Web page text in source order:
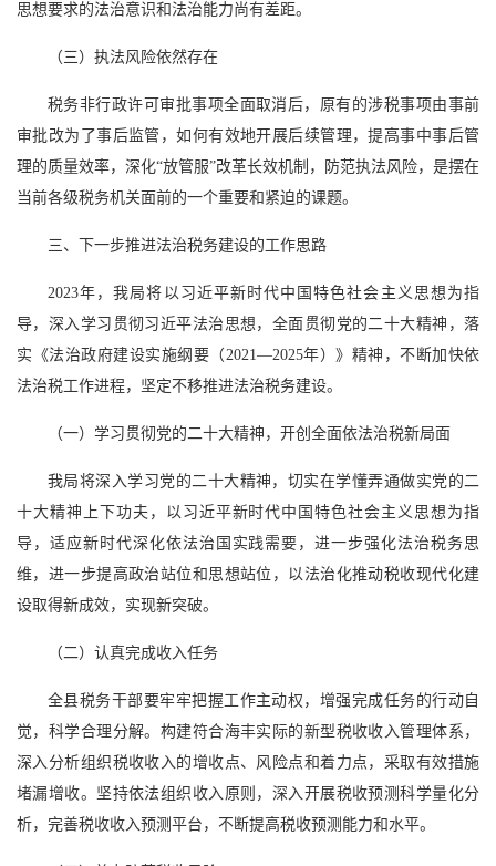
思想要求的法治意识和法治能力尚有差距。
（三）执法风险依然存在
税务非行政许可审批事项全面取消后，原有的涉税事项由事前
审批改为了事后监管，如何有效地开展后续管理，提高事中事后管
理的质量效率，深化“放管服”改革长效机制，防范执法风险，是摆在
当前各级税务机关面前的一个重要和紧迫的课题。
三、下一步推进法治税务建设的工作思路
2023年，我局将以习近平新时代中国特色社会主义思想为指
导，深入学习贯彻习近平法治思想，全面贯彻党的二十大精神，落
实《法治政府建设实施纲要（2021—2025年）》精神，不断加快依
法治税工作进程，坚定不移推进法治税务建设。
（一）学习贯彻党的二十大精神，开创全面依法治税新局面
我局将深入学习党的二十大精神，切实在学懂弄通做实党的二
十大精神上下功夫，以习近平新时代中国特色社会主义思想为指
导，适应新时代深化依法治国实践需要，进一步强化法治税务思
维，进一步提高政治站位和思想站位，以法治化推动税收现代化建
设取得新成效，实现新突破。
（二）认真完成收入任务
全县税务干部要牢牢把握工作主动权，增强完成任务的行动自
觉，科学合理分解。构建符合海丰实际的新型税收收入管理体系，
深入分析组织税收收入的增收点、风险点和着力点，采取有效措施
堵漏增收。坚持依法组织收入原则，深入开展税收预测科学量化分
析，完善税收收入预测平台，不断提高税收预测能力和水平。